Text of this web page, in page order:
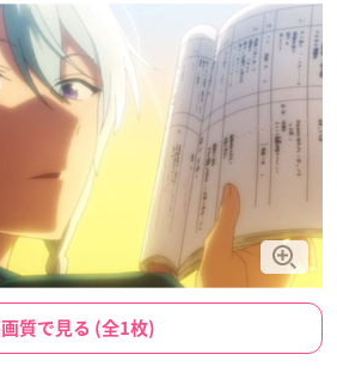
質で見る (全1枚)